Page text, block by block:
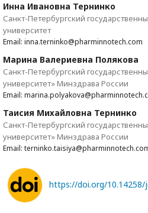
Инна Ивановна Тернинко
Санкт-Петербургский
университет
Email: inna.terninko@pharminnotech.com
Марина Валериевна Полякова
Санкт-Петербургский
университет» Минздрава России
Email:
Таисия Михайловна Тернинко
Санкт-Петербургский
университет» Минздрава России
Email:
https://doi.org/10.14258/